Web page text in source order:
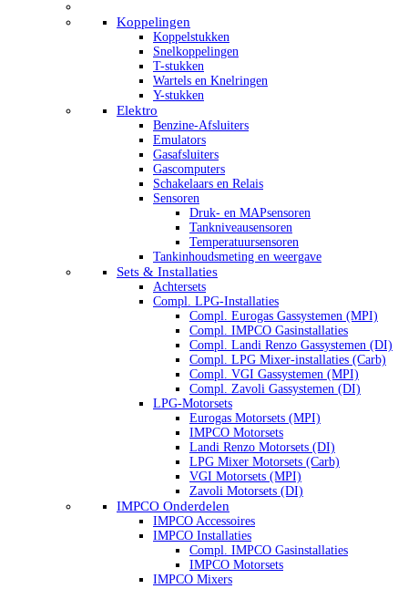
Koppelingen
Koppelstukken
Snelkoppelingen
T-stukken
Wartels en Knelringen
Y-stukken
Elektro
Benzine-Afsluiters
Emulators
Gasafsluiters
Gascomputers
Schakelaars en Relais
Sensoren
Druk- en MAPsensoren
Tankniveausensoren
Temperatuursensoren
Tankinhoudsmeting en weergave
Sets & Installaties
Achtersets
Compl. LPG-Installaties
Compl. Eurogas Gassystemen (MPI)
Compl. IMPCO Gasinstallaties
Compl. Landi Renzo Gassystemen (DI)
Compl. LPG Mixer-installaties (Carb)
Compl. VGI Gassystemen (MPI)
Compl. Zavoli Gassystemen (DI)
LPG-Motorsets
Eurogas Motorsets (MPI)
IMPCO Motorsets
Landi Renzo Motorsets (DI)
LPG Mixer Motorsets (Carb)
VGI Motorsets (MPI)
Zavoli Motorsets (DI)
IMPCO Onderdelen
IMPCO Accessoires
IMPCO Installaties
Compl. IMPCO Gasinstallaties
IMPCO Motorsets
IMPCO Mixers